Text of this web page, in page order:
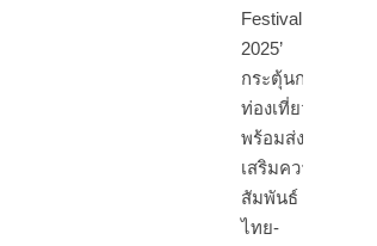
Festival
2025’
กระตุ้นการ
ท่องเที่ยว
พร้อมส่ง
เสริมความ
สัมพันธ์
ไทย-